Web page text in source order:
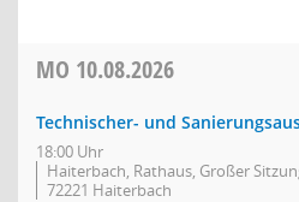
MO 10.08.2026
Technischer- und
18:00 Uhr
Haiterbach, Rathaus, Großer
72221 Haiterbach